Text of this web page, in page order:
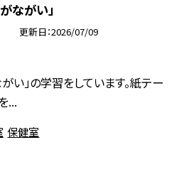
ながい」
更新日 2026/07/09
い」の学習をしています。紙テー
...
保健室